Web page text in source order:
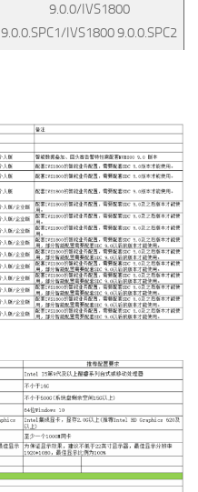
9.0.0/IVS1800
9.0.0.SPC1/IVS1800 9.0.0.SPC2